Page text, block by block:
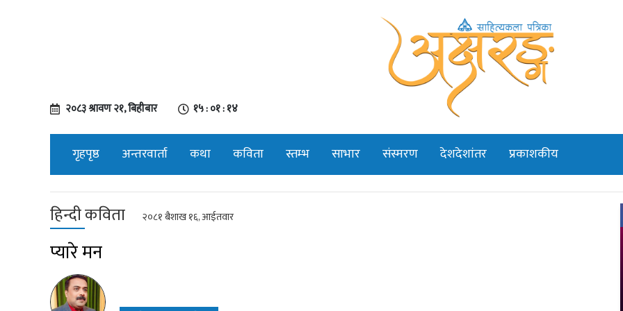
२०८३ श्रावण २१, बिहीबार १५ : ०१ : १५
गृहपृष्ठ अन्तरवार्ता कथा कविता स्तम्भ साभार संस्मरण देशदेशांतर प्रकाशकीय
हिन्दी कविता २०८१ बैशाख १६, आईतवार
प्यारे मन